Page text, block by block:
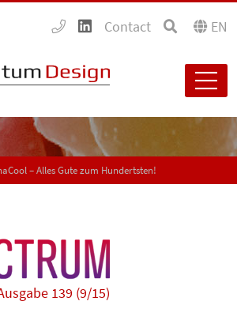
Contact EN
– Alles Gute zum Hundertsten!
139 (9/15)